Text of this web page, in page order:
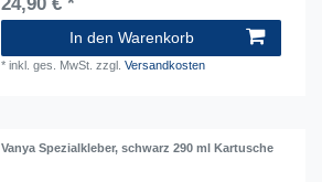
In den Warenkorb
*inkl. ges. MwSt. zzgl.Versandkosten
Vanya Spezialkleber, schwarz 290 ml Kartusche